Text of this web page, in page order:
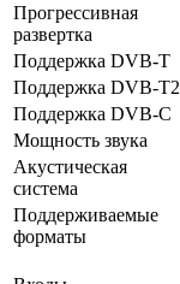
Прогрессивная
развертка
Поддержка DVB-T
Поддержка DVB-T2
Поддержка DVB-C
Мощность звука
Акустическая
система
Поддерживаемые
форматы